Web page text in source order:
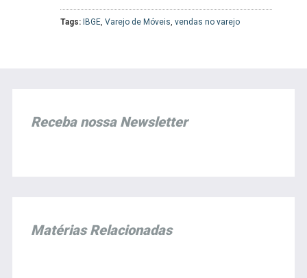
Tags: IBGE, Varejo de Móveis, vendas no varejo
Receba nossa Newsletter
Matérias Relacionadas